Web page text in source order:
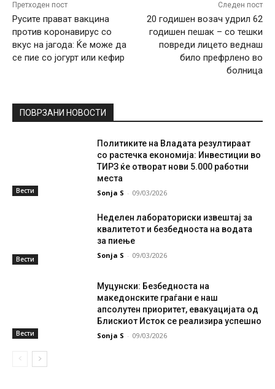
Претходен пост
Русите прават вакцина
против коронавирус со
вкус на јагода: Ќе може да
се пие со јогурт или кефир
Следен пост
20 годишен возач удрил 62
годишен пешак – со тешки
повреди лицето веднаш
било префрлено во
болница
ПОВРЗАНИ НОВОСТИ
Вести
Политиките на Владата резултираат
со растечка економија: Инвестиции во
ТИРЗ ќе отворат нови 5.000 работни
места
Sonja S - 09/03/2026
Вести
Неделен лабораториски извештај за
квалитетот и безбедноста на водата
за пиење
Sonja S - 09/03/2026
Вести
Муцунски: Безбедноста на
македонските граѓани е наш
апсолутен приоритет, евакуацијата од
Блискиот Исток се реализира успешно
Sonja S - 09/03/2026